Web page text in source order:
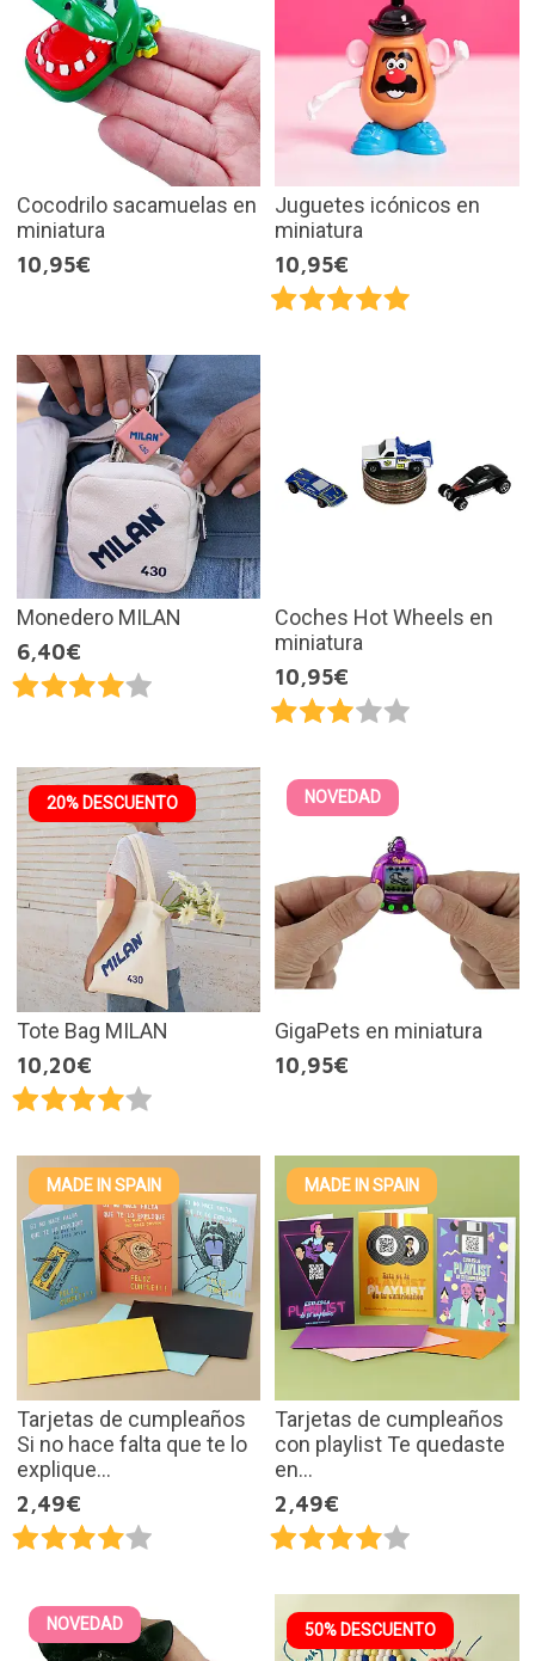
Cocodrilo sacamuelas en
miniatura
10,95€
Juguetes icónicos en
miniatura
10,95€
Monedero MILAN
6,40€
Coches Hot Wheels en
miniatura
10,95€
20% DESCUENTO
Tote Bag MILAN
10,20€
NOVEDAD
GigaPets en miniatura
10,95€
MADE IN SPAIN
Tarjetas de cumpleaños
Si no hace falta que te lo
explique...
2,49€
MADE IN SPAIN
Tarjetas de cumpleaños
con playlist Te quedaste
en...
2,49€
NOVEDAD 50% DESCUENTO